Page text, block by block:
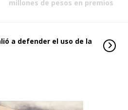
millones de pesos en premios
a defender el uso de la